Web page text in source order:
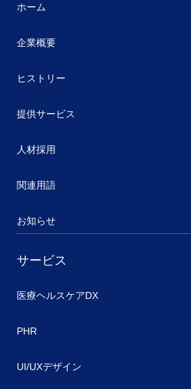
ホーム
企業概要
ヒストリー
提供サービス
人材採用
関連用語
お知らせ
サービス
医療ヘルスケアDX
PHR
UI/UXデザイン